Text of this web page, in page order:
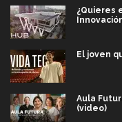
¿Quieres
El joven
Aula
(video)